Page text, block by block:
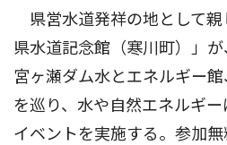
県営水道発祥の地として親
県水道記念館（寒川町）」
宮ヶ瀬ダム水とエネルギー
を巡り、水や自然エネルギ
イベントを実施する。参加